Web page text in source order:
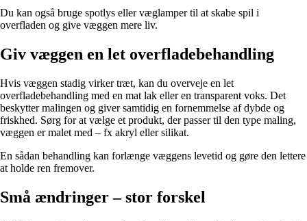
Du kan også bruge spotlys eller væglamper til at skabe spil i
overfladen og give væggen mere liv.
Giv væggen en let overfladebehandling
Hvis væggen stadig virker træt, kan du overveje en let
overfladebehandling med en mat lak eller en transparent voks. Det
beskytter malingen og giver samtidig en fornemmelse af dybde og
friskhed. Sørg for at vælge et produkt, der passer til den type maling,
væggen er malet med – fx akryl eller silikat.
En sådan behandling kan forlænge væggens levetid og gøre den lettere
at holde ren fremover.
Små ændringer – stor forskel